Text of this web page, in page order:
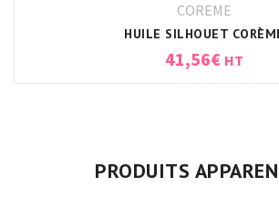
COREME
HUILE SILHOUET
41,56€ HT
PRODUITS